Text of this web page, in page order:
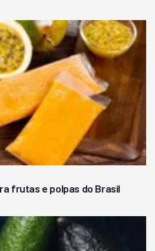
frutas e polpas do Brasil